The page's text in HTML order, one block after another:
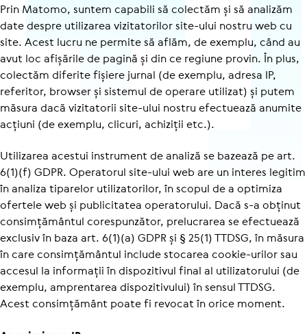
Prin Matomo, suntem capabili să colectăm și să analizăm
date despre utilizarea vizitatorilor site-ului nostru web cu
site. Acest lucru ne permite să aflăm, de exemplu, când au
avut loc afișările de pagină și din ce regiune provin. În plus,
colectăm diferite fișiere jurnal (de exemplu, adresa IP,
referitor, browser și sistemul de operare utilizat) și putem
măsura dacă vizitatorii site-ului nostru efectuează anumite
acțiuni (de exemplu, clicuri, achiziții etc.).
Utilizarea acestui instrument de analiză se bazează pe art.
6(1)(f) GDPR. Operatorul site-ului web are un interes legitim
în analiza tiparelor utilizatorilor, în scopul de a optimiza
ofertele web și publicitatea operatorului. Dacă s-a obținut
consimțământul corespunzător, prelucrarea se efectuează
exclusiv în baza art. 6(1)(a) GDPR și § 25(1) TTDSG, în măsura
în care consimțământul include stocarea cookie-urilor sau
accesul la informații în dispozitivul final al utilizatorului (de
exemplu, amprentarea dispozitivului) în sensul TTDSG.
Acest consimțământ poate fi revocat în orice moment.